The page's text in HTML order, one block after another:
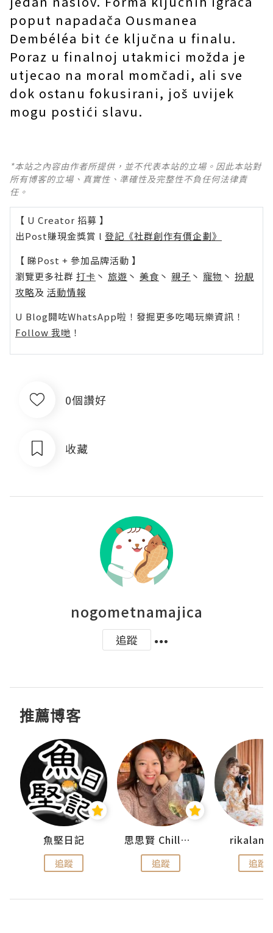
poput napadača Ousmanea
Dembéléa bit će ključna u finalu.
Poraz u finalnoj utakmici možda je
utjecao na moral momčadi, ali sve
dok ostanu fokusirani, još uvijek
mogu postići slavu.
*本站之內容由作者所提供，並不代表本站的立場。因此本站對
所有博客的立場、真實性、準確性及完整性不負任何法律責
任。
【 U Creator 招募 】
出Post賺現金獎賞 l 登記《社群創作有價企劃》
【 睇Post + 參加品牌活動 】
瀏覽更多社群 打卡 丶 旅遊 丶 美食 丶 親子 丶 寵物 丶 扮靚
攻略及 活動情報
U Blog開咗WhatsApp啦！發掘更多吃喝玩樂資訊！
Follow 我哋 ！
0個讚好
收藏
nogometnamajica
追蹤
推薦博客
魚堅日記
追蹤
思思賢 ChillMyBabe
追蹤 追蹤